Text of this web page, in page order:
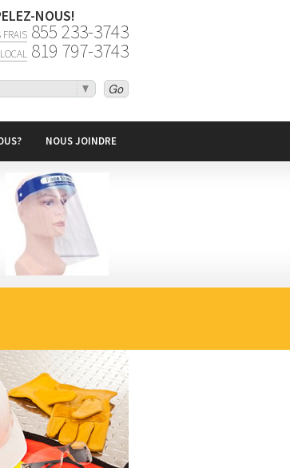
NOUS!
FRAIS 855 233-3743
LOCAL 819 797-3743
NOUS JOINDRE